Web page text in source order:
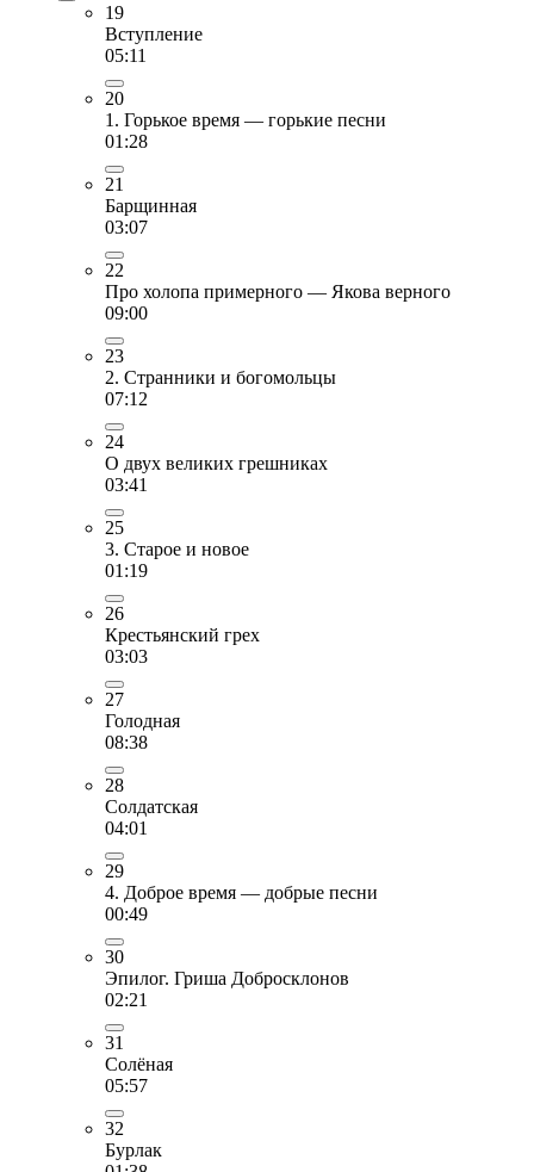
19
Вступление
05:11
20
1. Горькое время — горькие песни
01:28
21
Барщинная
03:07
22
Про холопа примерного — Якова верного
09:00
23
2. Странники и богомольцы
07:12
24
О двух великих грешниках
03:41
25
3. Старое и новое
01:19
26
Крестьянский грех
03:03
27
Голодная
08:38
28
Солдатская
04:01
29
4. Доброе время — добрые песни
00:49
30
Эпилог. Гриша Добросклонов
02:21
31
Солёная
05:57
32
Бурлак